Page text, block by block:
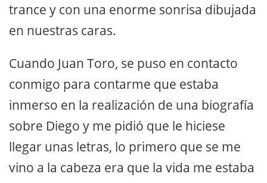
trance y con una enorme sonrisa dibujada
en nuestras caras.
Cuando Juan Toro, se puso en contacto
conmigo para contarme que estaba
inmerso en la realización de una biografía
sobre Diego y me pidió que le hiciese
llegar unas letras, lo primero que se me
vino a la cabeza era que la vida me estaba